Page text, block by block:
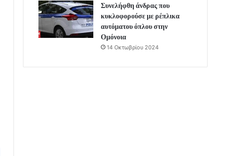
Συνελήφθη άνδρας που
κυκλοφορούσε με ρέπλικα
αυτόματου όπλου στην
Ομόνοια
14 Οκτωβρίου 2024